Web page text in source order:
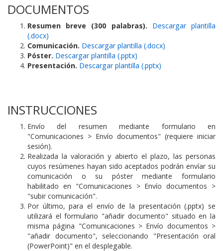
DOCUMENTOS
Resumen breve (300 palabras). Descargar plantilla
(.docx)
Comunicación. Descargar plantilla (.docx)
Póster. Descargar plantilla (.pptx)
Presentación. Descargar plantilla (.pptx)
INSTRUCCIONES
Envío del resumen mediante formulario en
"Comunicaciones > Envío documentos" (requiere iniciar
sesión).
Realizada la valoración y abierto el plazo, las personas
cuyos resúmenes hayan sido aceptados podrán envíar su
comunicación o su póster mediante formulario
habilitado en "Comunicaciones > Envío documentos >
"subir comunicación".
Por último, para el envío de la presentación (.pptx) se
utilizará el formulario "añadir documento" situado en la
misma página "Comunicaciones > Envío documentos >
"añadir documento", seleccionando "Presentación oral
(PowerPoint)" en el desplegable.